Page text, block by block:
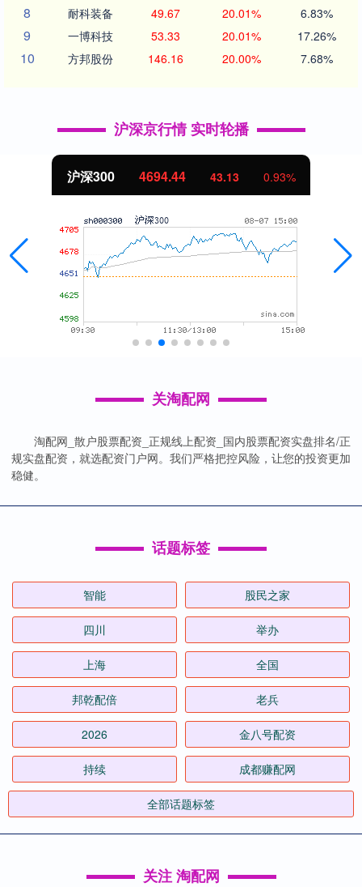
8 耐科装备 49.67 20.01% 6.83%
9 一博科技 53.33 20.01% 17.26%
10 方邦股份 146.16 20.00% 7.68%
沪深京行情 实时轮播
沪深300 4694.44 43.13 0.93%
关淘配网
淘配网_散户股票配资_正规线上配资_国内股票配资实盘排名/正
规实盘配资，就选配资门户网。我们严格把控风险，让您的投资更加
稳健。
话题标签
智能 股民之家
四川 举办
上海 全国
邦乾配倍 老兵
2026 金八号配资
持续 成都赚配网
全部话题标签
关注 淘配网